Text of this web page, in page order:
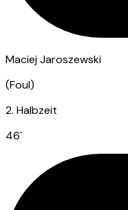
Maciej Jaroszewski
(Foul)
2. Halbzeit
46`